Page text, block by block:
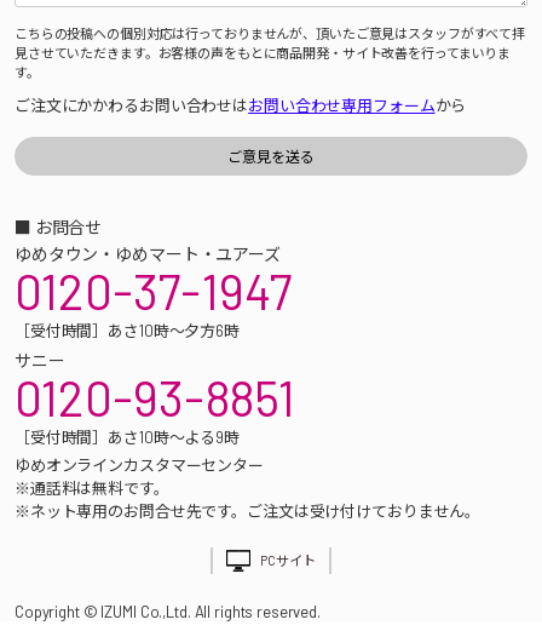
こちらの投稿への個別対応は行っておりませんが、頂いたご意見はスタッフがすべて拝
見させていただきます。お客様の声をもとに商品開発・サイト改善を行ってまいりま
す。
ご注文にかかわるお問い合わせはお問い合わせ専用フォームから
■ お問合せ
ゆめタウン・ゆめマート・ユアーズ
0120-37-1947
［受付時間］あさ10時～夕方6時
サニー
0120-93-8851
［受付時間］あさ10時～よる9時
ゆめオンラインカスタマーセンター
※通話料は無料です。
※ネット専用のお問合せ先です。ご注文は受け付けておりません。
PCサイト
Copyright © IZUMI Co.,Ltd. All rights reserved.